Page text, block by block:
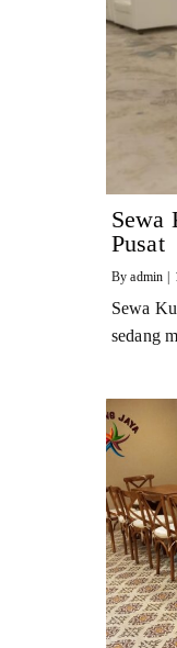
Sewa
Pusat
Byadmin
Sewa
sedang